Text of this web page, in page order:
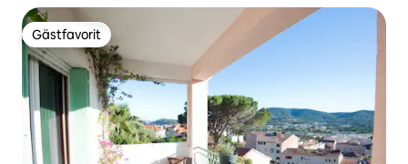
Gästfavorit
Gästfavorit